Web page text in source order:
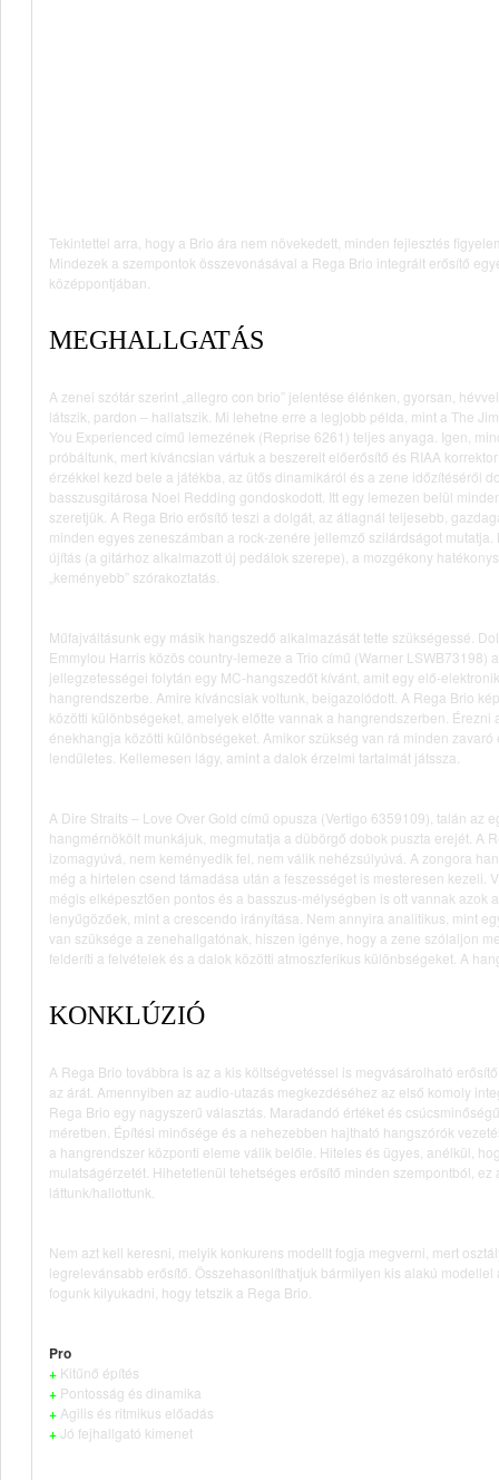
Tekintettel arra, hogy a Brio ára nem növekedett, minden fejlesztés
Mindezek a szempontok összevonásával a Rega Brio integrált erősítő
középpontjában.
MEGHALLGATÁS
A zenei szótár szerint „allegro con brio” jelentése élénken, gyorsan,
látszik, pardon – hallatszik. Mi lehetne erre a legjobb példa, mint a The
You Experienced című lemezének (Reprise 6261) teljes anyaga. Igen,
próbáltunk, mert kíváncsian vártuk a beszerelt előerősítő és RIAA
érzékkel kezd bele a játékba, az ütős dinamikáról és a zene időzítéséről
basszusgitárosa Noel Redding gondoskodott. Itt egy lemezen belül
szeretjük. A Rega Brio erősítő teszi a dolgát, az átlagnál teljesebb,
minden egyes zeneszámban a rock-zenére jellemző szilárdságot
újítás (a gitárhoz alkalmazott új pedálok szerepe), a mozgékony
„keményebb” szórakoztatás.
Műfajváltásunk egy másik hangszedő alkalmazását tette szükségessé.
Emmylou Harris közös country-lemeze a Trio című (Warner LSWB73198)
jellegzetességei folytán egy MC-hangszedőt kívánt, amit egy elő-
hangrendszerbe. Amire kíváncsiak voltunk, beigazolódott. A Rega Brio
közötti különbségeket, amelyek előtte vannak a hangrendszerben. Érezni
énekhangja közötti különbségeket. Amikor szükség van rá minden
lendületes. Kellemesen lágy, amint a dalok érzelmi tartalmát játssza.
A Dire Straits – Love Over Gold című opusza (Vertigo 6359109), talán az
hangmérnökölt munkájuk, megmutatja a dübörgő dobok puszta erejét. A
izomagyúvá, nem keményedik fel, nem válik nehézsúlyúvá. A zongora
még a hirtelen csend támadása után a feszességet is mesteresen kezeli.
mégis elképesztően pontos és a basszus-mélységben is ott vannak azok
lenyűgözőek, mint a crescendo irányítása. Nem annyira analitikus, mint
van szüksége a zenehallgatónak, hiszen igénye, hogy a zene szólaljon
felderíti a felvételek és a dalok közötti atmoszferikus különbségeket. A
KONKLÚZIÓ
A Rega Brio továbbra is az a kis költségvetéssel is megvásárolható
az árát. Amennyiben az audio-utazás megkezdéséhez az első komoly
Rega Brio egy nagyszerű választás. Maradandó értéket és
méretben. Építési minősége és a nehezebben hajtható hangszórók
a hangrendszer központi eleme válik belőle. Hiteles és ügyes, anélkül,
mulatságérzetét. Hihetetlenül tehetséges erősítő minden szempontból,
láttunk/hallottunk.
Nem azt kell keresni, melyik konkurens modellt fogja megverni, mert
legrelevánsabb erősítő. Összehasonlíthatjuk bármilyen kis alakú
fogunk kilyukadni, hogy tetszik a Rega Brio.
Pro
+ Kitűnő építés
+ Pontosság és dinamika
+ Agilis és ritmikus előadás
+Jó fejhallgató kimenet